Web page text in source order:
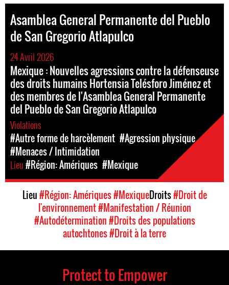
Asamblea General Permanente del Pueblo
de San Gregorio Atlapulco
24 Avril 2026
Mexique : Nouvelles agressions contre la défenseuse
des droits humains Hortensia Telésforo Jiménez et
des membres de l'Asamblea General Permanente
del Pueblo de San Gregorio Atlapulco
Violations
#Autre forme de harcèlement #Agression physique
#Menaces / Intimidation
Lieu#Région: Amériques #Mexique
Lieu#Région: Amériques#MexiqueDroits#Droit de
l'environnement#Manifestation / Réunion
#Autodétermination#Droits des populations
autochtones#Droit à la terre
Protect to Empower